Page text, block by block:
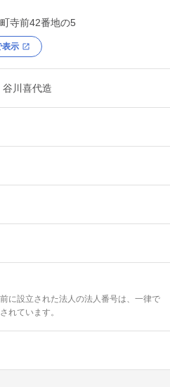
寺前42番地の5
表示
川喜代造
に設立された法人の法人番号は、一律で
れています。